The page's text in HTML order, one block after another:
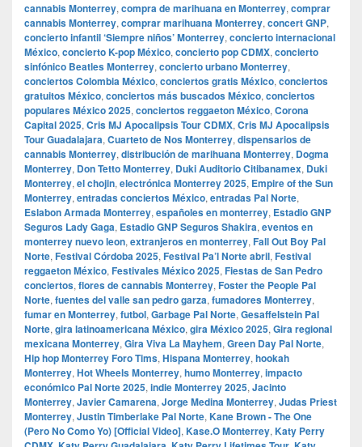
cannabis Monterrey, compra de marihuana en Monterrey, comprar
cannabis Monterrey, comprar marihuana Monterrey, concert GNP,
concierto infantil ‘Siempre niños’ Monterrey, concierto internacional
México, concierto K-pop México, concierto pop CDMX, concierto
sinfónico Beatles Monterrey, concierto urbano Monterrey,
conciertos Colombia México, conciertos gratis México, conciertos
gratuitos México, conciertos más buscados México, conciertos
populares México 2025, conciertos reggaeton México, Corona
Capital 2025, Cris MJ Apocalipsis Tour CDMX, Cris MJ Apocalipsis
Tour Guadalajara, Cuarteto de Nos Monterrey, dispensarios de
cannabis Monterrey, distribución de marihuana Monterrey, Dogma
Monterrey, Don Tetto Monterrey, Duki Auditorio Citibanamex, Duki
Monterrey, el chojin, electrónica Monterrey 2025, Empire of the Sun
Monterrey, entradas conciertos México, entradas Pal Norte,
Eslabon Armada Monterrey, españoles en monterrey, Estadio GNP
Seguros Lady Gaga, Estadio GNP Seguros Shakira, eventos en
monterrey nuevo leon, extranjeros en monterrey, Fall Out Boy Pal
Norte, Festival Córdoba 2025, Festival Pa’l Norte abril, Festival
reggaeton México, Festivales México 2025, Fiestas de San Pedro
conciertos, flores de cannabis Monterrey, Foster the People Pal
Norte, fuentes del valle san pedro garza, fumadores Monterrey,
fumar en Monterrey, futbol, Garbage Pal Norte, Gesaffelstein Pal
Norte, gira latinoamericana México, gira México 2025, Gira regional
mexicana Monterrey, Gira Viva La Mayhem, Green Day Pal Norte,
Hip hop Monterrey Foro Tims, Hispana Monterrey, hookah
Monterrey, Hot Wheels Monterrey, humo Monterrey, impacto
económico Pal Norte 2025, indie Monterrey 2025, Jacinto
Monterrey, Javier Camarena, Jorge Medina Monterrey, Judas Priest
Monterrey, Justin Timberlake Pal Norte, Kane Brown - The One
(Pero No Como Yo) [Official Video], Kase.O Monterrey, Katy Perry